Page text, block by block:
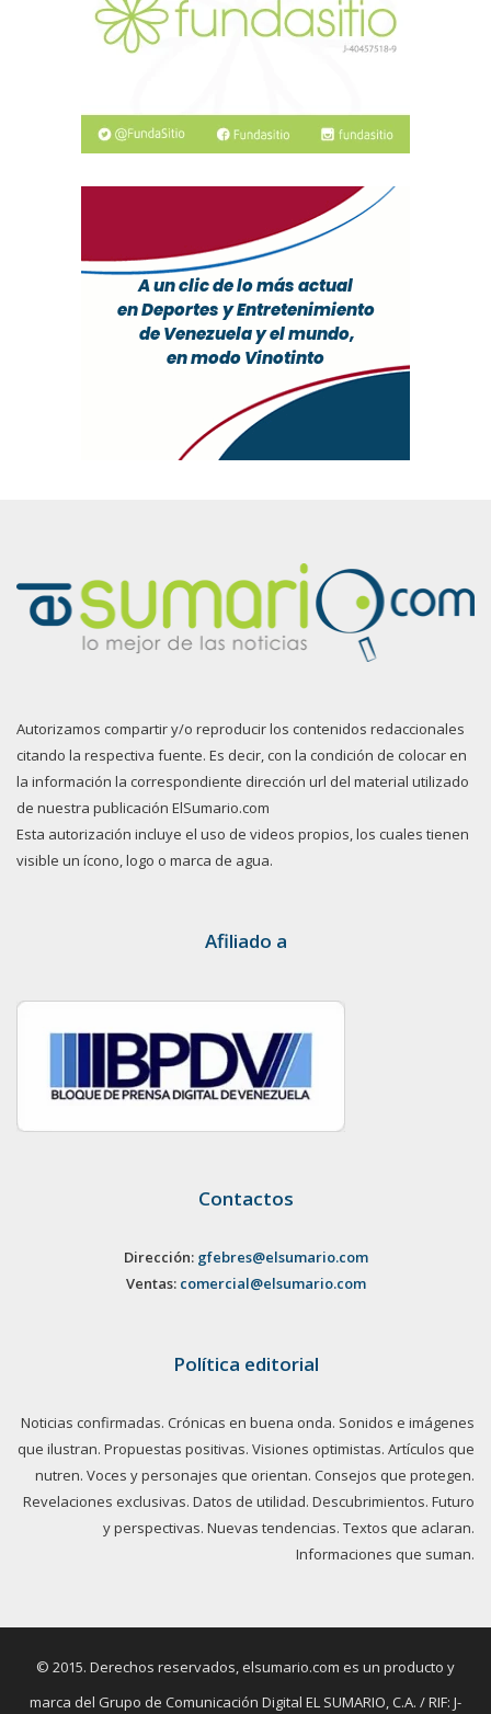
Autorizamos compartir y/o reproducir los contenidos redaccionales
citando la respectiva fuente. Es decir, con la condición de colocar en
la información la correspondiente dirección url del material utilizado
de nuestra publicación ElSumario.com
Esta autorización incluye el uso de videos propios, los cuales tienen
visible un ícono, logo o marca de agua.
Afiliado a
Contactos
Dirección: gfebres@elsumario.com
Ventas: comercial@elsumario.com
Política editorial
Noticias confirmadas. Crónicas en buena onda. Sonidos e imágenes
que ilustran. Propuestas positivas. Visiones optimistas. Artículos que
nutren. Voces y personajes que orientan. Consejos que protegen.
Revelaciones exclusivas. Datos de utilidad. Descubrimientos. Futuro
y perspectivas. Nuevas tendencias. Textos que aclaran.
Informaciones que suman.
© 2015. Derechos reservados, elsumario.com es un producto y
marca del Grupo de Comunicación Digital EL SUMARIO, C.A. / RIF: J-